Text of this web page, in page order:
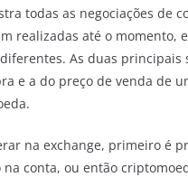
todas as negociações de
realizadas até o momento,
As duas principais
e a do preço de venda de
na exchange, primeiro é
conta, ou então